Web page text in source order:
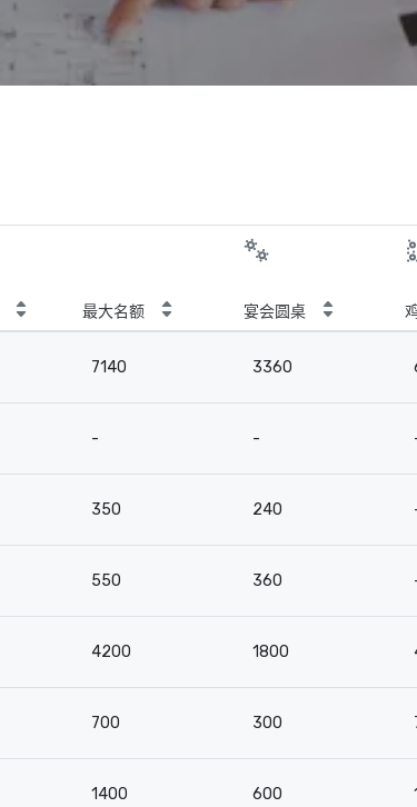
最大名额 宴会圆桌
7140 3360
- -
350 240
550 360
4200 1800
700 300
1400 600